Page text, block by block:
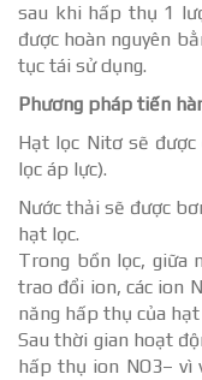
sau khi hấp thụ 1
được hoàn nguyên
tục tái sử dụng.
Phương pháp tiến
Hạt lọc Nitơ sẽ
lọc áp lực).
Nước thải sẽ được
hạt lọc.
Trong bồn lọc, giữa
trao đổi ion, các ion
năng hấp thụ của
Sau thời gian hoạt
hấp thụ ion NO3– vì